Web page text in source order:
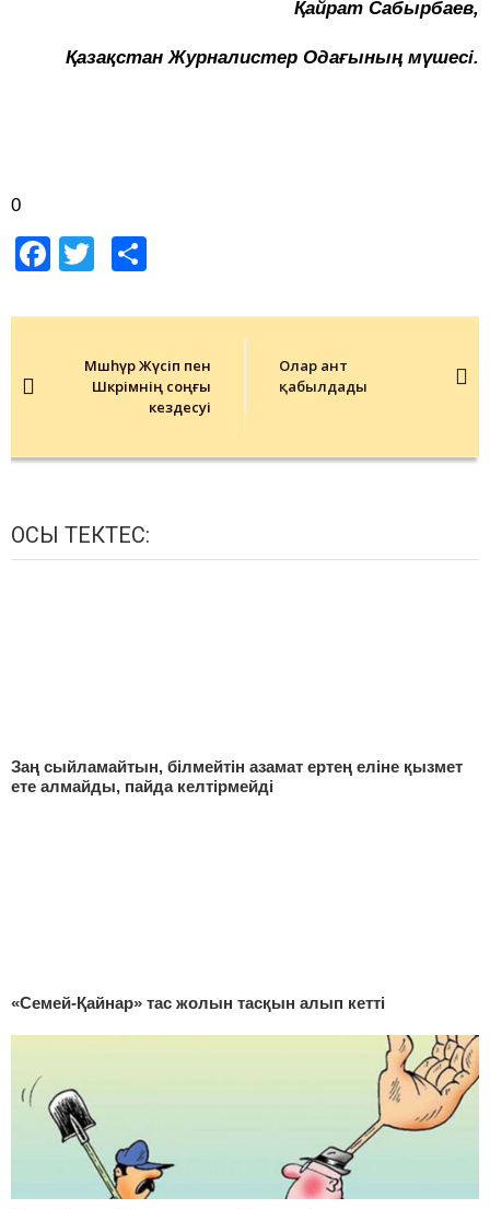
Қайрат Сабырбаев,
Қазақстан Журналистер Одағының мүшесі.
0
Facebook
Twitter
navigationМәшһүр Жүсіп пен
Шәкәрімнің соңғы
кездесуі
Олар ант
қабылдады
ОСЫ ТЕКТЕС:
Заң сыйламайтын, білмейтін азамат ертең еліне қызмет
ете алмайды, пайда келтірмейді
«Семей-Қайнар» тас жолын тасқын алып кетті